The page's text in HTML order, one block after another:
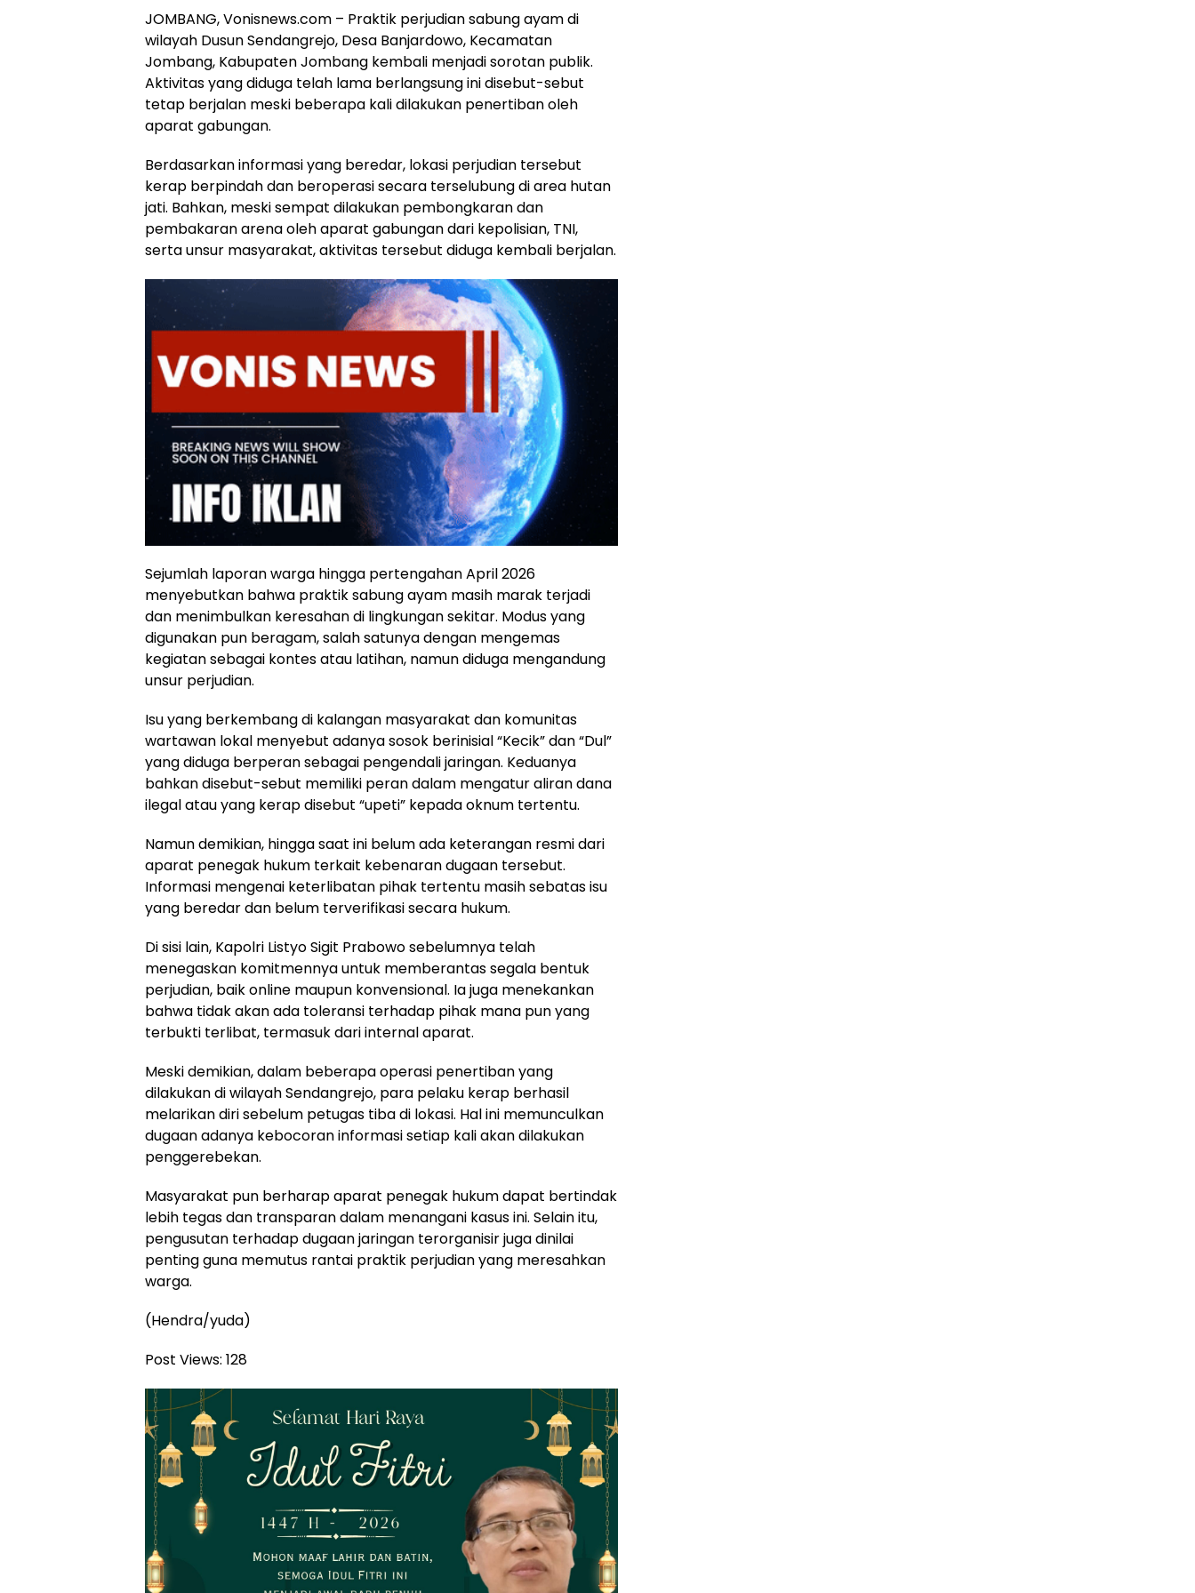
JOMBANG, Vonisnews.com – Praktik perjudian sabung ayam di
wilayah Dusun Sendangrejo, Desa Banjardowo, Kecamatan
Jombang, Kabupaten Jombang kembali menjadi sorotan publik.
Aktivitas yang diduga telah lama berlangsung ini disebut-sebut
tetap berjalan meski beberapa kali dilakukan penertiban oleh
aparat gabungan.
Berdasarkan informasi yang beredar, lokasi perjudian tersebut
kerap berpindah dan beroperasi secara terselubung di area hutan
jati. Bahkan, meski sempat dilakukan pembongkaran dan
pembakaran arena oleh aparat gabungan dari kepolisian, TNI,
serta unsur masyarakat, aktivitas tersebut diduga kembali berjalan.
Sejumlah laporan warga hingga pertengahan April 2026
menyebutkan bahwa praktik sabung ayam masih marak terjadi
dan menimbulkan keresahan di lingkungan sekitar. Modus yang
digunakan pun beragam, salah satunya dengan mengemas
kegiatan sebagai kontes atau latihan, namun diduga mengandung
unsur perjudian.
Isu yang berkembang di kalangan masyarakat dan komunitas
wartawan lokal menyebut adanya sosok berinisial “Kecik” dan “Dul”
yang diduga berperan sebagai pengendali jaringan. Keduanya
bahkan disebut-sebut memiliki peran dalam mengatur aliran dana
ilegal atau yang kerap disebut “upeti” kepada oknum tertentu.
Namun demikian, hingga saat ini belum ada keterangan resmi dari
aparat penegak hukum terkait kebenaran dugaan tersebut.
Informasi mengenai keterlibatan pihak tertentu masih sebatas isu
yang beredar dan belum terverifikasi secara hukum.
Di sisi lain, Kapolri Listyo Sigit Prabowo sebelumnya telah
menegaskan komitmennya untuk memberantas segala bentuk
perjudian, baik online maupun konvensional. Ia juga menekankan
bahwa tidak akan ada toleransi terhadap pihak mana pun yang
terbukti terlibat, termasuk dari internal aparat.
Meski demikian, dalam beberapa operasi penertiban yang
dilakukan di wilayah Sendangrejo, para pelaku kerap berhasil
melarikan diri sebelum petugas tiba di lokasi. Hal ini memunculkan
dugaan adanya kebocoran informasi setiap kali akan dilakukan
penggerebekan.
Masyarakat pun berharap aparat penegak hukum dapat bertindak
lebih tegas dan transparan dalam menangani kasus ini. Selain itu,
pengusutan terhadap dugaan jaringan terorganisir juga dinilai
penting guna memutus rantai praktik perjudian yang meresahkan
warga.
(Hendra/yuda)
Post Views: 128